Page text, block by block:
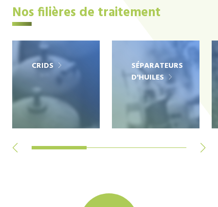
Nos filières de traitement
CRIDS
SÉPARATEURS
D'HUILES